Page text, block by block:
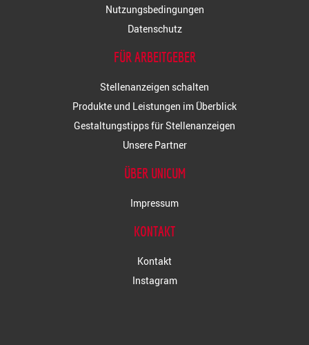
Nutzungsbedingungen
Datenschutz
FÜR ARBEITGEBER
Stellenanzeigen schalten
Produkte und Leistungen im Überblick
Gestaltungstipps für Stellenanzeigen
Unsere Partner
ÜBER UNICUM
Impressum
KONTAKT
Kontakt
Instagram